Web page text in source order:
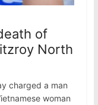
of
North
charged a man
woman